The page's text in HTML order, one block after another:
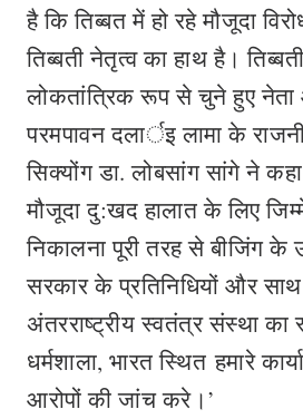
है कि तिब्बत में हो रहे मौजूदा
तिब्बती नेतृत्व का हाथ है।
लोकतांत्रिक रूप से चुने हुए
परमपावन दलार्इ लामा के
सिक्योंग डा. लोबसांग सांगे ने
मौजूदा दु:खद हालात के लिए
निकालना पूरी तरह से बीजिंग
सरकार के प्रतिनिधियों और साथ
अंतरराष्ट्रीय स्वतंत्र संस्था का
धर्मशाला, भारत स्थित हमारे
आरोपों की जांच करे।’